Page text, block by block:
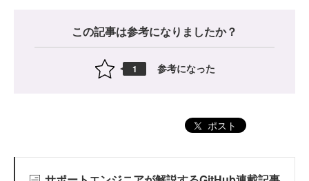
この記事は参考になりましたか？
1 参考になった
ポスト